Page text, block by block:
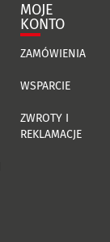
MOJE
KONTO
ZAMÓWIENIA
WSPARCIE
ZWROTY I
REKLAMACJE